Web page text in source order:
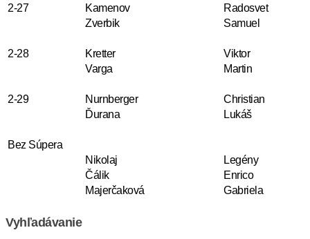
2-27 Kamenov
Radosvet
Zverbik
Samuel
2-28 Kretter
Viktor
Varga
Martin
2-29 Nurnberger
Christian
Ďurana
Lukáš
Bez Súpera
Nikolaj
Legény
Čálik
Enrico
Majerčaková
Gabriela
Vyhľadávanie